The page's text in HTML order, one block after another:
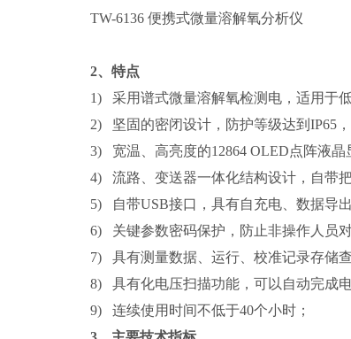
的技术实力及研发创新的产品实力，天
天宇沃特
参与 一带一路建设，并与国内外数千家企
服务， 全方位的解决方案， 为我国仪器仪
TW-6136 便携式微量溶解氧分析仪
2、特点
1) 采用谱式微量溶解氧检测电，适用于
2) 坚固的密闭设计，防护等级达到IP65
3) 宽温、高亮度的12864 OLED点阵液晶
4) 流路、变送器一体化结构设计，自带
5) 自带USB接口，具有自充电、数据导出
6) 关键参数密码保护，防止非操作人员
7) 具有测量数据、运行、校准记录存储
8) 具有化电压扫描功能，可以自动完成电
9) 连续使用时间不低于40个小时；